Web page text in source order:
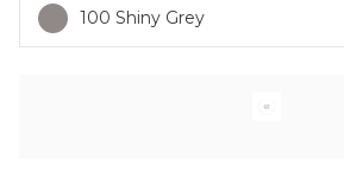
100 Shiny Grey